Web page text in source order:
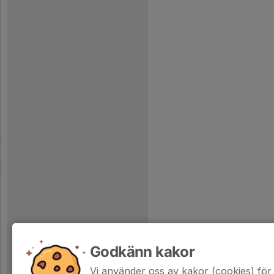
Godkänn kakor
Vi använder oss av kakor (cookies)